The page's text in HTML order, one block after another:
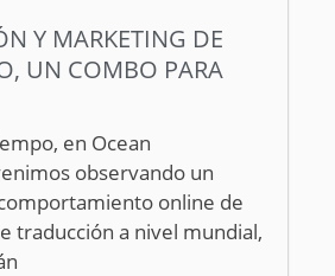
Y MARKETING DE
UN COMBO PARA
en Ocean
observando un
online de
traducción a nivel mundial,